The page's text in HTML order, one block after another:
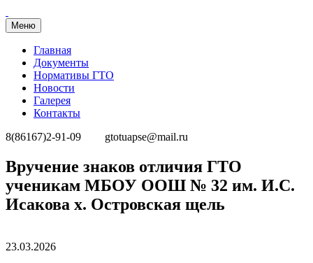
Меню
Главная
Документы
Нормативы ГТО
Новости
Галерея
Контакты
8(86167)2-91-09
gtotuapse@mail.ru
Перейти
к
содержимому
Вручение знаков отличия ГТО
ученикам МБОУ ООШ № 32 им. И.С.
Исакова х. Островская щель
Опубликовано
23.03.2026